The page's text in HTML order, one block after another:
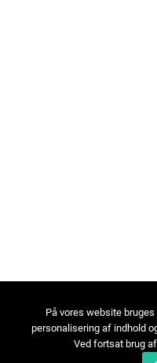
På vores website
personalisering af indhold
Ved fortsat brug